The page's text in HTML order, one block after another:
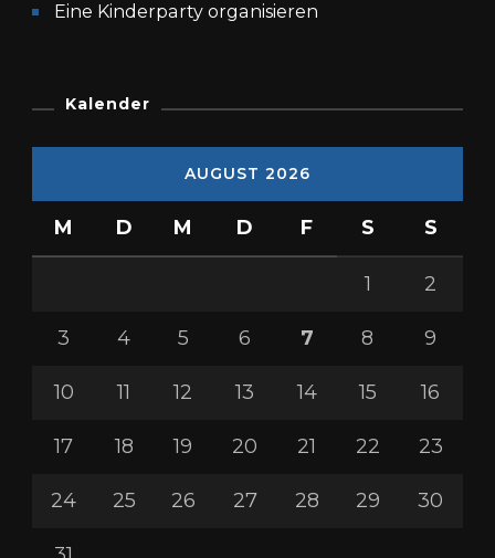
Eine Kinderparty organisieren
Kalender
AUGUST 2026
M D M D F S S
1 2
3 4 5 6 7 8 9
10 11 12 13 14 15 16
17 18 19 20 21 22 23
24 25 26 27 28 29 30